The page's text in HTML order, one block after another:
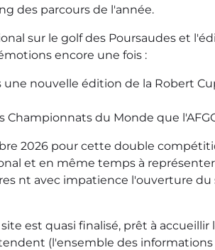
des parcours de l'année.
sur le golf des Poursaudes et
encore une fois :
nouvelle édition de la Robert
du Monde que
2026 pour cette double
et en même temps à
nt avec impatience l'ouverture
est quasi finalisé, prêt à
(l'ensemble des